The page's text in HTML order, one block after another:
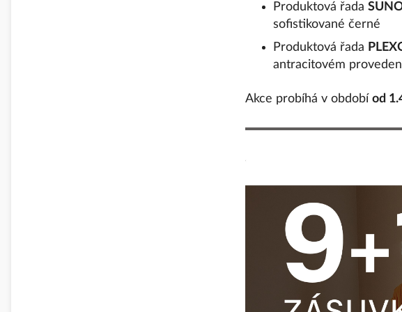
Produktová řada
sofistikované černé
Produktová řada
antracitovém
Akce probíhá v období od